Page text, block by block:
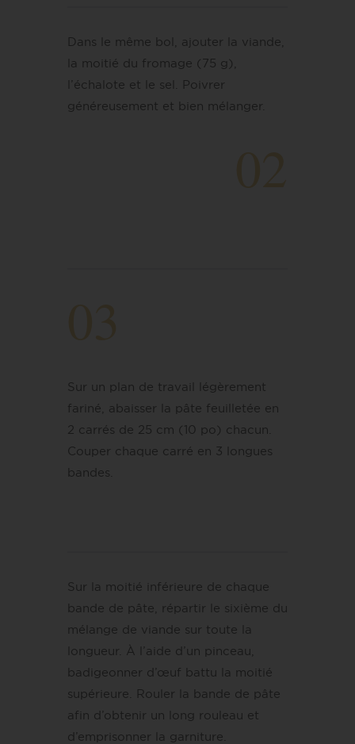
Dans le même bol, ajouter la viande,
la moitié du fromage (75 g),
l’échalote et le sel. Poivrer
généreusement et bien mélanger.
Sur un plan de travail légèrement
fariné, abaisser la pâte feuilletée en
2 carrés de 25 cm (10 po) chacun.
Couper chaque carré en 3 longues
bandes.
Sur la moitié inférieure de chaque
bande de pâte, répartir le sixième du
mélange de viande sur toute la
longueur. À l’aide d’un pinceau,
badigeonner d’œuf battu la moitié
supérieure. Rouler la bande de pâte
afin d’obtenir un long rouleau et
d’emprisonner la garniture.